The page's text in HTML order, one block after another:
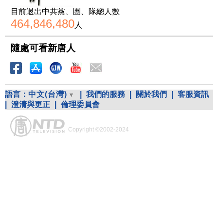
目前退出中共黨、團、隊總人數
464,846,480人
隨處可看新唐人
語言： 中文(台灣) 我們的服務 關於我們
客服資訊
澄清與更正 倫理委員會
Copyright ©2002-2024